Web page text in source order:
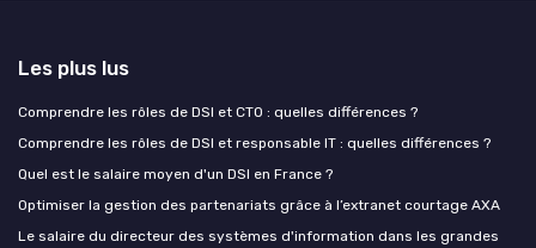
Les plus lus
Comprendre les rôles de DSI et CTO : quelles différences ?
Comprendre les rôles de DSI et responsable IT : quelles différences ?
Quel est le salaire moyen d'un DSI en France ?
Optimiser la gestion des partenariats grâce à l’extranet courtage AXA
Le salaire du directeur des systèmes d'information dans les grandes